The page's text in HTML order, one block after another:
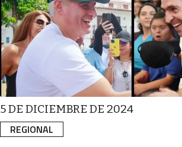
REGIONAL
5 DE DICIEMBRE DE 2024